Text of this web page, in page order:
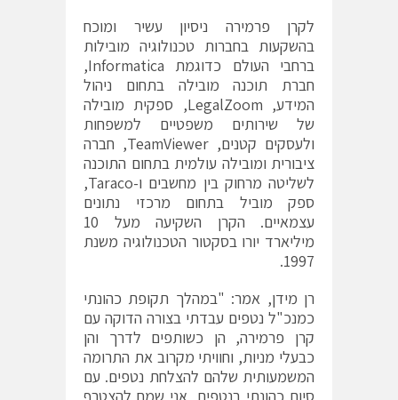
לקרן פרמירה ניסיון עשיר ומוכח
בהשקעות בחברות טכנולוגיה מובילות
ברחבי העולם כדוגמת Informatica,
חברת תוכנה מובילה בתחום ניהול
המידע, LegalZoom, ספקית מובילה
של שירותים משפטיים למשפחות
ולעסקים קטנים, TeamViewer, חברה
ציבורית ומובילה עולמית בתחום התוכנה
לשליטה מרחוק בין מחשבים ו-Taraco,
ספק מוביל בתחום מרכזי נתונים
עצמאיים. הקרן השקיעה מעל 10
מיליארד יורו בסקטור הטכנולוגיה משנת
1997.
רן מידן, אמר: "במהלך תקופת כהונתי
כמנכ"ל נטפים עבדתי בצורה הדוקה עם
קרן פרמירה, הן כשותפים לדרך והן
כבעלי מניות, וחוויתי מקרוב את התרומה
המשמעותית שלהם להצלחת נטפים. עם
סיום כהונתי בנטפים, אני שמח להצטרף